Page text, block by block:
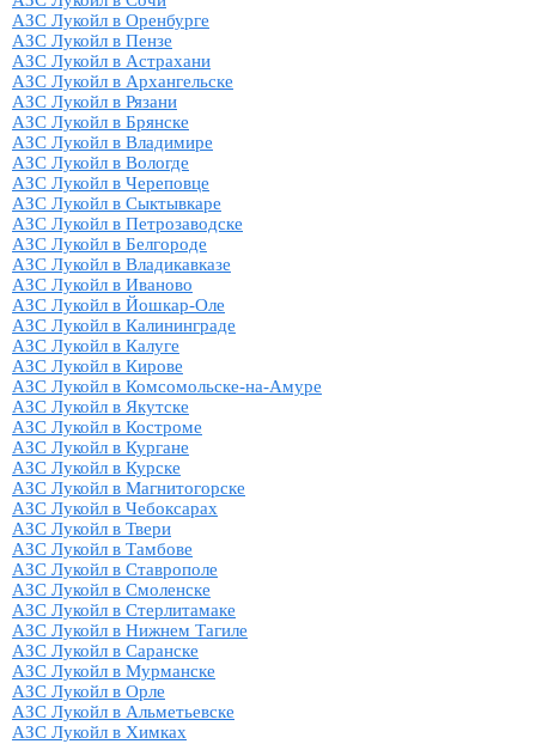
АЗС Лукойл в Оренбурге
АЗС Лукойл в Пензе
АЗС Лукойл в Астрахани
АЗС Лукойл в Архангельске
АЗС Лукойл в Рязани
АЗС Лукойл в Брянске
АЗС Лукойл в Владимире
АЗС Лукойл в Вологде
АЗС Лукойл в Череповце
АЗС Лукойл в Сыктывкаре
АЗС Лукойл в Петрозаводске
АЗС Лукойл в Белгороде
АЗС Лукойл в Владикавказе
АЗС Лукойл в Иваново
АЗС Лукойл в Йошкар-Оле
АЗС Лукойл в Калининграде
АЗС Лукойл в Калуге
АЗС Лукойл в Кирове
АЗС Лукойл в Комсомольске-на-Амуре
АЗС Лукойл в Якутске
АЗС Лукойл в Костроме
АЗС Лукойл в Кургане
АЗС Лукойл в Курске
АЗС Лукойл в Магнитогорске
АЗС Лукойл в Чебоксарах
АЗС Лукойл в Твери
АЗС Лукойл в Тамбове
АЗС Лукойл в Ставрополе
АЗС Лукойл в Смоленске
АЗС Лукойл в Стерлитамаке
АЗС Лукойл в Нижнем Тагиле
АЗС Лукойл в Саранске
АЗС Лукойл в Мурманске
АЗС Лукойл в Орле
АЗС Лукойл в Альметьевске
АЗС Лукойл в Химках